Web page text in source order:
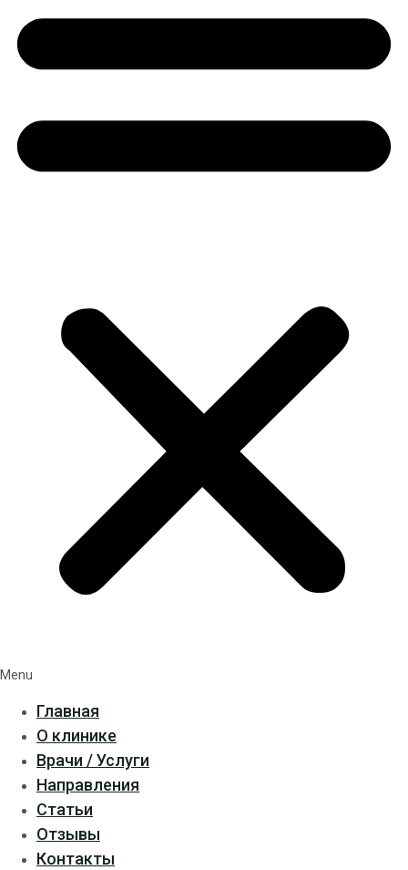
Menu
Главная
О клинике
Врачи / Услуги
Направления
Статьи
Отзывы
Контакты